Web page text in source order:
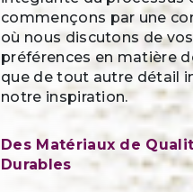
commençons par une
où nous discutons de
préférences en matière
que de tout autre détail
notre inspiration.
Des Matériaux de
Durables